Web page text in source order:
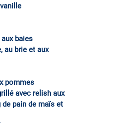
baies
au brie et aux
pommes
avec relish aux
pain de maïs et